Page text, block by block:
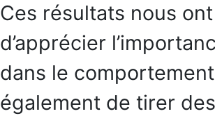
Ces résultats nous
d’apprécier
dans le
également de tirer